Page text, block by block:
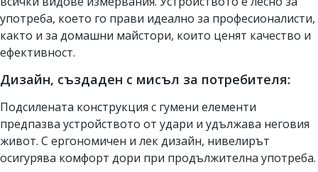
употреба, което го прави идеално за професионалисти,
както и за домашни майстори, които ценят качество и
ефективност.
Дизайн, създаден с мисъл за потребителя:
Подсилената конструкция с гумени елементи
предпазва устройството от удари и удължава неговия
живот. С ергономичен и лек дизайн, нивелирът
осигурява комфорт дори при продължителна употреба.